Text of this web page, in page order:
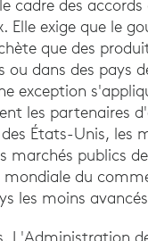
cadre des
Elle exige que le
que des
ou dans des pays
exception
les partenaires
États-Unis, les
marchés publics de
du
les moins